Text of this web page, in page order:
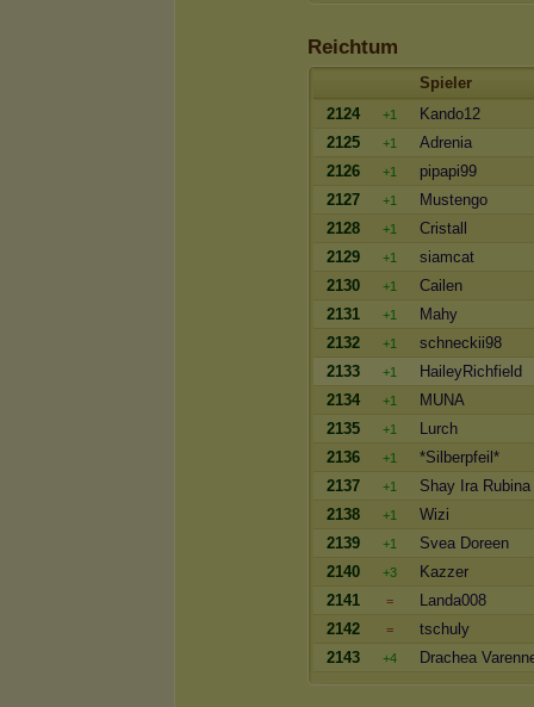
Reichtum
Spieler
2124
+1
Kando12
2125
+1
Adrenia
2126
+1
pipapi99
2127
+1
Mustengo
2128
+1
Cristall
2129
+1
siamcat
2130
+1
Cailen
2131
+1
Mahy
2132
+1
schneckii98
2133
+1
HaileyRichfield
2134
+1
MUNA
2135
+1
Lurch
2136
+1
*Silberpfeil*
2137
+1
Shay Ira Rubina
2138
+1
Wizi
2139
+1
Svea Doreen
2140
+3
Kazzer
2141
=
Landa008
2142
=
tschuly
2143
+4 Drachea